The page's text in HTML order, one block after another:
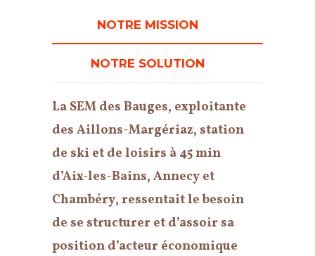
NOTRE MISSION
NOTRE SOLUTION
La SEM des Bauges, exploitante
des Aillons-Margériaz, station
de ski et de loisirs à 45 min
d’Aix-les-Bains, Annecy et
Chambéry, ressentait le besoin
de se structurer et d’assoir sa
position d’acteur économique